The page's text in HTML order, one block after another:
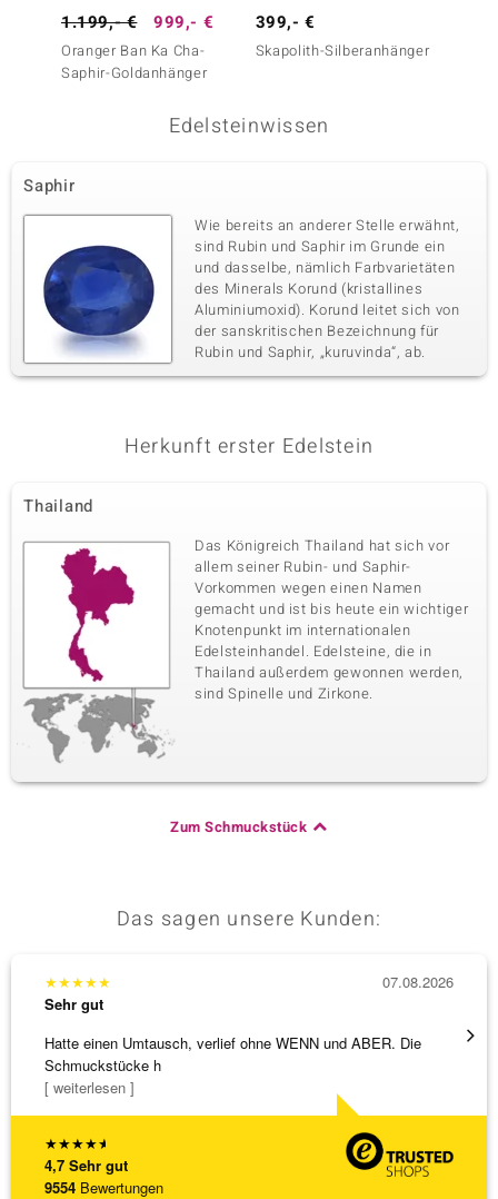
Karatgewicht Summe
0,05 ct
Schliff
Rundschliff
Fassung
Edelsteinvarietät
Weißer Saphir 7 à 1 mm
Karatgewicht Summe
0,03 ct
Schliff
Rundschliff
Fassung
Krappenfassung
Herkunft
Madagaskar
1.199,- € 999,- €
Oranger Ban Ka Cha-
Saphir-Goldanhänger
399,- €
Skapolith-Silberanhänger
Edelsteinwissen
Saphir
Wie bereits an anderer Stelle erwähnt,
sind Rubin und Saphir im Grunde ein
und dasselbe, nämlich Farbvarietäten
des Minerals Korund (kristallines
Aluminiumoxid). Korund leitet sich von
der sanskritischen Bezeichnung für
Rubin und Saphir, „kuruvinda“, ab.
Herkunft erster Edelstein
Thailand
Das Königreich Thailand hat sich vor
allem seiner Rubin- und Saphir-
Vorkommen wegen einen Namen
gemacht und ist bis heute ein wichtiger
Knotenpunkt im internationalen
Edelsteinhandel. Edelsteine, die in
Thailand außerdem gewonnen werden,
sind Spinelle und Zirkone.
Zum Schmuckstück
Das sagen unsere Kunden:
★★★★★
4,7 Sehr gut
9554 Bewertungen
★★★★★
Sehr gut
Hatte einen Umtausch, verlief ohne WENN und ABER. Die
Schmuckstücke h
[ weiterlesen ]
07.08.2026
Eine